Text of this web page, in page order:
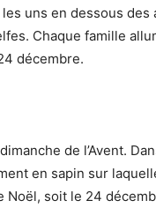
uns en dessous
Chaque famille
décembre.
de l’Avent.
en sapin sur
Noël, soit le 24